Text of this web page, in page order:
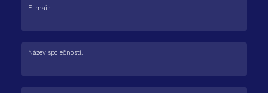
E-mail:
Název společnosti: